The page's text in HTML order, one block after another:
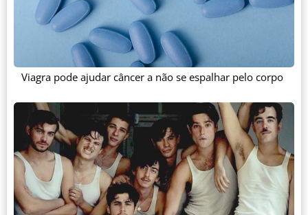
Viagra pode ajudar câncer a não se espalhar pelo corpo